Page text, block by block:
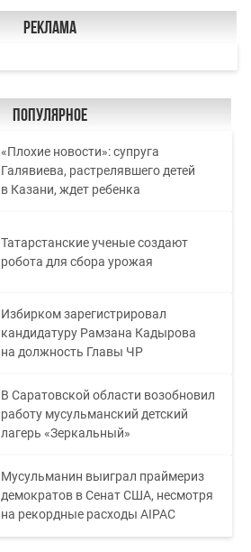
Реклама
Популярное
«Плохие новости»: супруга
Галявиева, растрелявшего детей
в Казани, ждет ребенка
Татарстанские ученые создают
робота для сбора урожая
Избирком зарегистрировал
кандидатуру Рамзана Кадырова
на должность Главы ЧР
В Саратовской области возобновил
работу мусульманский детский
лагерь «Зеркальный»
Мусульманин выиграл праймериз
демократов в Сенат США, несмотря
на рекордные расходы AIPAC